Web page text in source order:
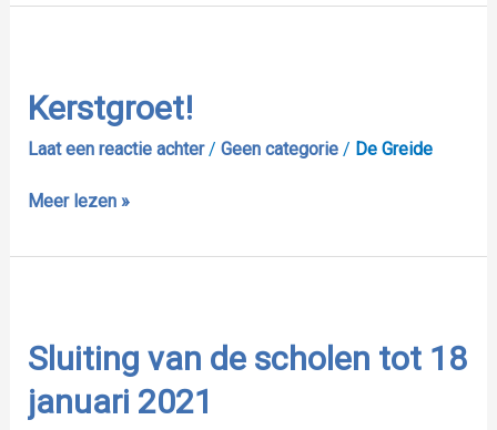
Kerstgroet!
Laat een reactie achter / Geen categorie/ De Greide
Meer lezen »
Sluiting van de scholen tot 18
januari 2021
de
scholen
tot